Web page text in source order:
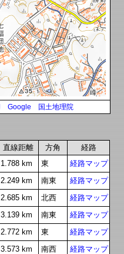
Google 国土地理院
直線距離 方角
経路
1.788 km 東
経路マップ
2.249 km 南東
経路マップ
2.685 km 北西
経路マップ
3.139 km 南東
経路マップ
2.772 km 東
経路マップ
3.573 km 南西
経路マップ